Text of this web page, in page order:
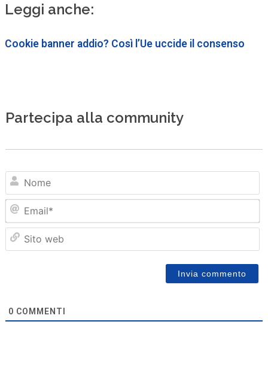
Leggi anche:
Cookie banner addio? Così l’Ue uccide il consenso
Partecipa alla community
0 COMMENTI